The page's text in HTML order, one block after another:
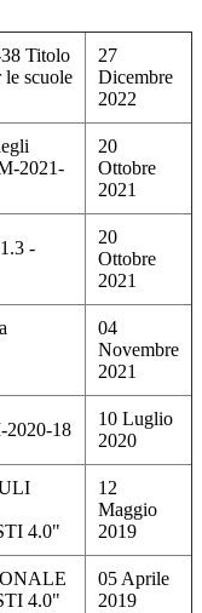
Titolo
scuole
27
Dicembre
2022
2021-
20
Ottobre
2021
-
20
Ottobre
2021
04
Novembre
2021
2020-18
10 Luglio
2020
4.0"
12
Maggio
2019
4.0"
05 Aprile
2019